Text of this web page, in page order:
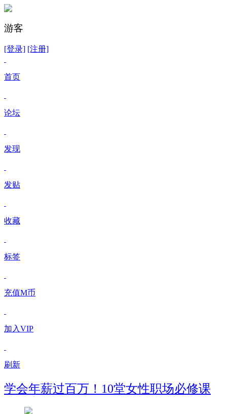
游客
[登录] [注册]
首页
论坛
发现
发贴
收藏
标签
充值M币
加入VIP
刷新
学会年薪过百万！10堂女性职场必修课